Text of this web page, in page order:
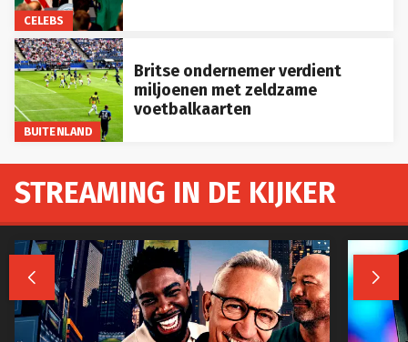
CELEBS
BUITENLAND
Britse ondernemer verdient
miljoenen met zeldzame
voetbalkaarten
STREAMING IN DE KIJKER
 